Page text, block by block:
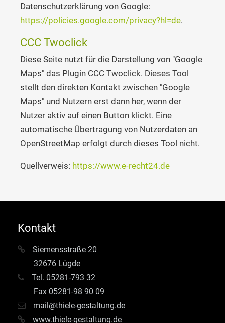
Datenschutzerklärung von Google:
https://policies.google.com/privacy?hl=de.
CCC Twoclick
Diese Seite nutzt für die Darstellung von "Google
Maps" das Plugin CCC Twoclick. Dieses Tool
stellt den direkten Kontakt zwischen "Google
Maps" und Nutzern erst dann her, wenn der
Nutzer aktiv auf einen Button klickt. Eine
automatische Übertragung von Nutzerdaten an
OpenStreetMap erfolgt durch dieses Tool nicht.
Quellverweis: https://www.e-recht24.de
Kontakt
Siemensstraße 20
32676 Lügde
Tel. 05281-793 32
Fax 05281-98 90 09
mail@thiele-gestaltung.de
www.thiele-gestaltung.de